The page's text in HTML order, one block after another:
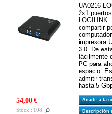
UA0216
2x1
LOGILINK.
compartir
impresora
3.0. De
fácilmente
PC para
espacio.
admitir
hasta 5
54,00 €
Stock : 108
Añadir a la
Descripción